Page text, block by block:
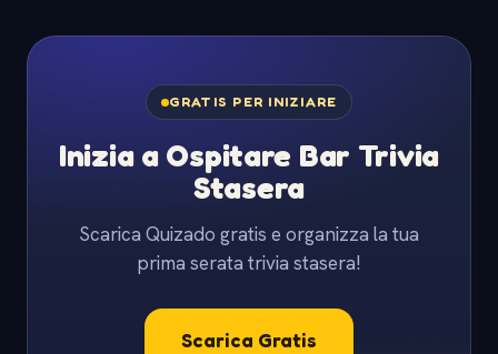
GRATIS PER INIZIARE
Inizia a Ospitare Bar Trivia
Stasera
Scarica Quizado gratis e organizza la tua
prima serata trivia stasera!
Scarica Gratis